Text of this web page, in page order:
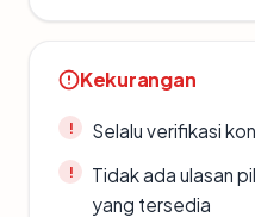
Kekurangan
Selalu verifikasi
Tidak ada ulasan
yang tersedia